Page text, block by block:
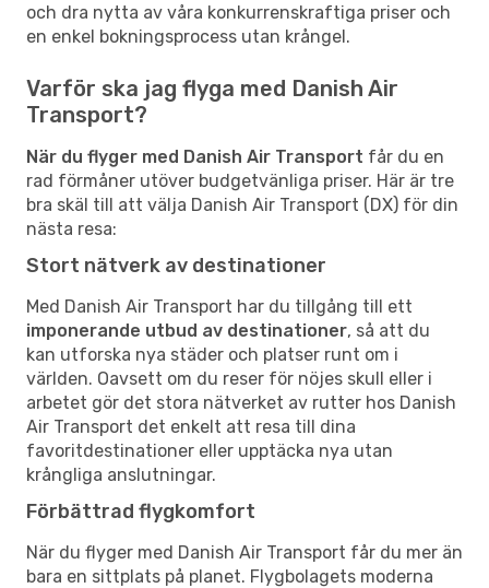
och dra nytta av våra konkurrenskraftiga priser och
en enkel bokningsprocess utan krångel.
Varför ska jag flyga med Danish Air
Transport?
När du flyger med Danish Air Transport får du en
rad förmåner utöver budgetvänliga priser. Här är tre
bra skäl till att välja Danish Air Transport (DX) för din
nästa resa:
Stort nätverk av destinationer
Med Danish Air Transport har du tillgång till ett
imponerande utbud av destinationer, så att du
kan utforska nya städer och platser runt om i
världen. Oavsett om du reser för nöjes skull eller i
arbetet gör det stora nätverket av rutter hos Danish
Air Transport det enkelt att resa till dina
favoritdestinationer eller upptäcka nya utan
krångliga anslutningar.
Förbättrad flygkomfort
När du flyger med Danish Air Transport får du mer än
bara en sittplats på planet. Flygbolagets moderna